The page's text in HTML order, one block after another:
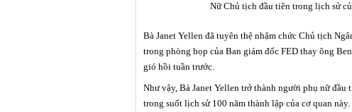
Nữ Chủ tịch đầu tiên trong lịch sử
Bà Janet Yellen đã tuyên thệ nhậm chức Chủ tịch
trong phòng họp của Ban giám đốc FED thay ông
gió hồi tuần trước.
Như vậy, Bà Janet Yellen trở thành người phụ nữ
trong suốt lịch sử 100 năm thành lập của cơ quan này.